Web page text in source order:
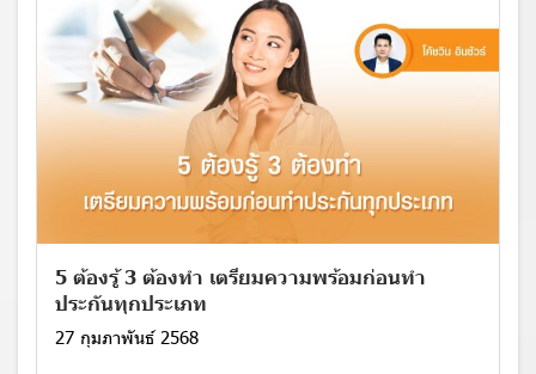
5 ต้องรู้ 3 ต้องทำ เตรียมความพร้อมก่อนทำ
ประกันทุกประเภท
27 กุมภาพันธ์ 2568